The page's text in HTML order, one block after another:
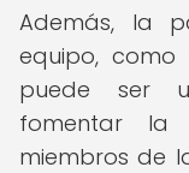
Además, la
equipo, como
puede ser
fomentar la
miembros de